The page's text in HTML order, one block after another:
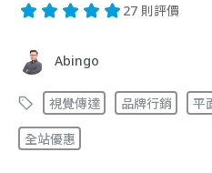
27 則評價
Abingo
視覺傳達 品牌行銷 平
全站優惠